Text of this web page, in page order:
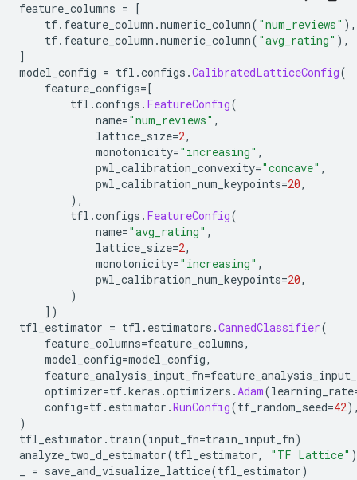
feature_columns =
[
tf. feature_column .numeric_column( "num_reviews" ),
tf. feature_column .numeric_column( "avg_rating" ),
]
model_config = tfl .configs .CalibratedLatticeConfig(
feature_configs=[
tfl .configs . FeatureConfig(
name="num_reviews" ,
lattice_size=2,
monotonicity="increasing" ,
pwl_calibration_convexity="concave" ,
pwl_calibration_num_keypoints=20,
),
tfl .configs . FeatureConfig(
name="avg_rating" ,
lattice_size=2,
monotonicity="increasing" ,
pwl_calibration_num_keypoints=20,
)
])
tfl_estimator = tfl . estimators .CannedClassifier(
feature_columns=feature_columns,
model_config=model_config,
feature_analysis_input_fn=
optimizer=tf.keras .optimizers .Adam(learning_rate
config=tf. estimator .RunConfig(tf_random_seed=42
)
tfl_estimator . train(input_fn=train_input_fn)
analyze_two_d_estimator(tfl_estimator, "TF Lattice" )
= save_and_visualize_lattice(tfl_estimator)